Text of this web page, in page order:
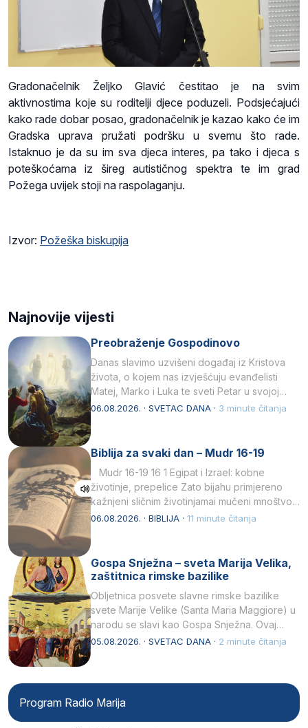
Gradonačelnik Željko Glavić čestitao je na svim
aktivnostima koje su roditelji djece poduzeli. Podsjećajući
kako rade dobar posao, gradonačelnik je kazao kako će im
Gradska uprava pružati podršku u svemu što rade.
Istaknuo je da su im sva djeca interes, pa tako i djeca s
poteškoćama iz šireg autističnog spektra te im grad
Požega uvijek stoji na raspolaganju.
Izvor: Požeška biskupija
Najnovije vijesti
Preobraženje Gospodinovo
Danas slavimo uzvišeni događaj iz Kristova
života, o kojem nas izvješćuju evanđelisti
Matej, Marko i Luka te sveti Petar u svojoj
drugoj…
06.08.2026. · SVETAC DANA · 3 minute čitanja
Biblija za svaki dan – Mudr 16-19
Mudr 16-19 16 1 Egipat i Izrael: kobne
životinje, prepelice Zato bijahu primjereno
kažnjeni sličnim životinjamai mučeni mnoštvom
kukaca.2 A narod…
06.08.2026. · BIBLIJA · 11 minute čitanja
Gospa Snježna – sveta Marija Velika,
zaštitnica rimske bazilike
Obljetnica posvete slavne rimske bazilike
svete Marije Velike (Santa Maria Maggiore) u
narodu se slavi kao Gospa Snježna. Ovaj
naziv, Sancta Maria…
05.08.2026. · SVETAC DANA · 2 minute čitanja
Program Radio Marija